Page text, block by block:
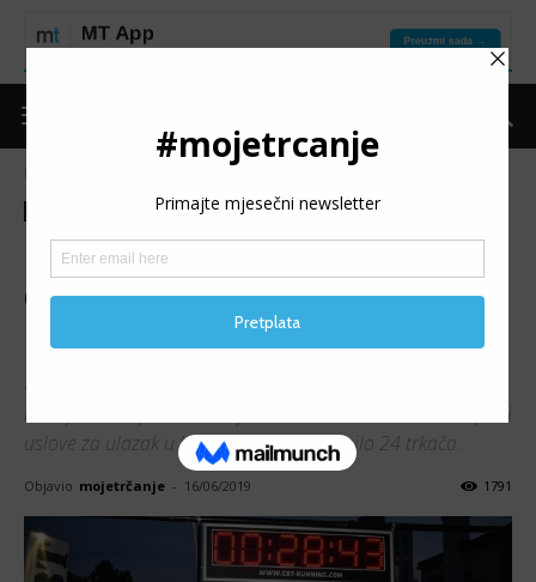
KAKANJ ZA 5: Dvoje
dobitnika startnina imaju
priliku oprobati novu stazu
trčanje - trcanje.net za dvije startnine za učešće na ovoj trci
uslove za ulazak u konkurenciju je ispunilo 24 trkača.
Objavio mojetrčanje - 16/06/2019 1791